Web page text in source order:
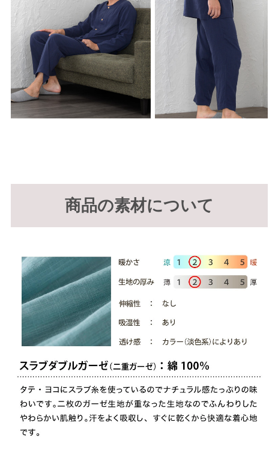
商品の素材について